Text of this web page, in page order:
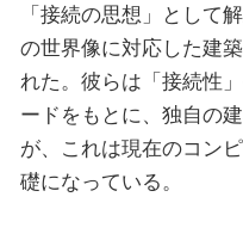
「接続の思想」として
の世界像に対応した建
れた。彼らは「接続性
ードをもとに、独自の
が、これは現在のコン
礎になっている。